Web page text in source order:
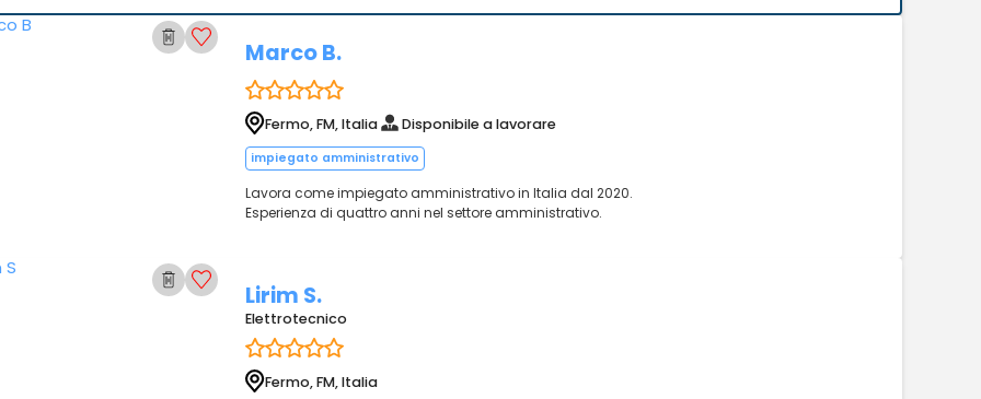
Marco B.
Fermo, FM, Italia Disponibile a lavorare
impiegato amministrativo
Lavora come impiegato amministrativo in Italia dal 2020.
Esperienza di quattro anni nel settore amministrativo.
Lirim S.
Elettrotecnico
Fermo, FM, Italia